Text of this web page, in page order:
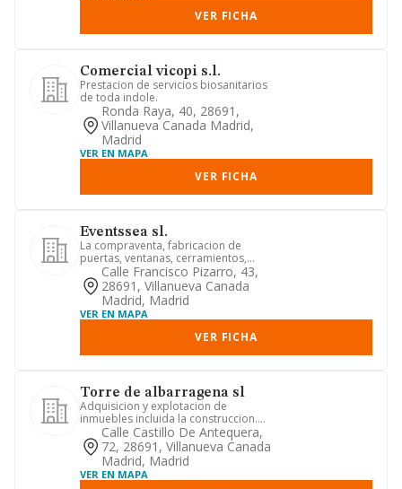
VER FICHA
Comercial vicopi s.l.
Prestacion de servicios biosanitarios
de toda indole.
Ronda Raya, 40, 28691,
Villanueva Canada Madrid,
Madrid
VER EN MAPA
VER FICHA
Eventssea sl.
La compraventa, fabricacion de
puertas, ventanas, cerramientos,
mamparas, banos, frentes de
armario...
Calle Francisco Pizarro, 43,
28691, Villanueva Canada
Madrid, Madrid
VER EN MAPA
VER FICHA
Torre de albarragena sl
Adquisicion y explotacion de
inmuebles incluida la construccion.
comercializacion de productos alim...
Calle Castillo De Antequera,
72, 28691, Villanueva Canada
Madrid, Madrid
VER EN MAPA